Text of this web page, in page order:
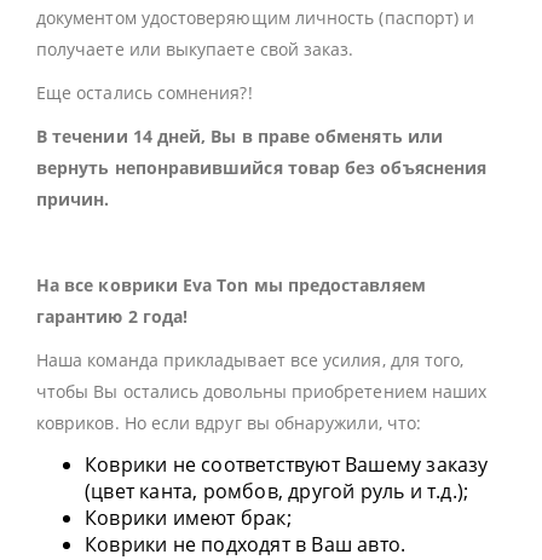
документом удостоверяющим личность (паспорт) и
получаете или выкупаете свой заказ.
Еще остались сомнения?!
В течении 14 дней, Вы в праве обменять или
вернуть непонравившийся товар без объяснения
причин.
На все коврики Eva Ton мы предоставляем
гарантию 2 года!
Наша команда прикладывает все усилия, для того,
чтобы Вы остались довольны приобретением наших
ковриков. Но если вдруг вы обнаружили, что:
Коврики не соответствуют Вашему заказу
(цвет канта, ромбов, другой руль и т.д.);
Коврики имеют брак;
Коврики не подходят в Ваш авто.